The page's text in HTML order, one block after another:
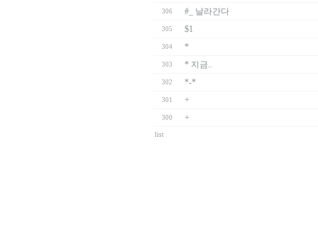
306 #_ 날라간다
305 $1
304 *
303 * 지금..
302 *-*
301 +
300 +
list